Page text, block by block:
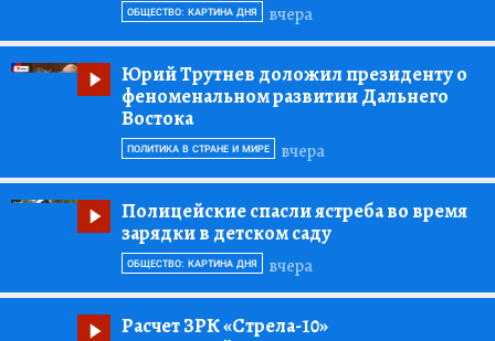
вчера
ОБЩЕСТВО: КАРТИНА ДНЯ
Юрий Трутнев доложил президенту о
феноменальном развитии Дальнего
Востока
вчера
ПОЛИТИКА В СТРАНЕ И МИРЕ
Полицейские спасли ястреба во время
зарядки в детском саду
вчера
ОБЩЕСТВО: КАРТИНА ДНЯ
Расчет ЗРК «Стрела-10»